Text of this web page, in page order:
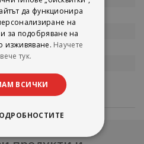
да функционира
на
за подобряване на
изживяване. Научете
тук.
ВСИЧКИ